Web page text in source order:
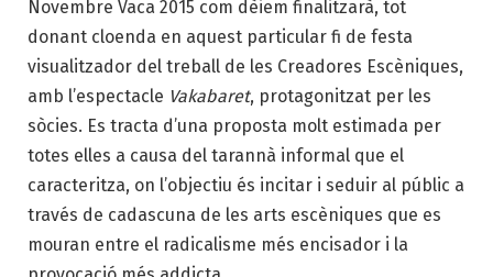
Novembre Vaca 2015 com dèiem finalitzarà, tot
donant cloenda en aquest particular fi de festa
visualitzador del treball de les Creadores Escèniques,
amb l’espectacle Vakabaret, protagonitzat per les
sòcies. Es tracta d’una proposta molt estimada per
totes elles a causa del tarannà informal que el
caracteritza, on l’objectiu és incitar i seduir al públic a
través de cadascuna de les arts escèniques que es
mouran entre el radicalisme més encisador i la